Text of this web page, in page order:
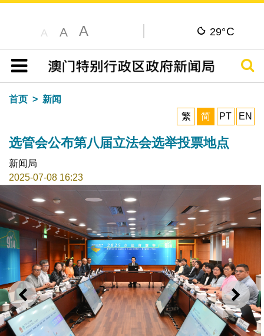
A A A 29°C
目录
搜寻
首页
新闻
繁
简 PT EN
选管会公布第八届立法会选举投票地点
新闻局
2025-07-08 16:23
上一则 下一